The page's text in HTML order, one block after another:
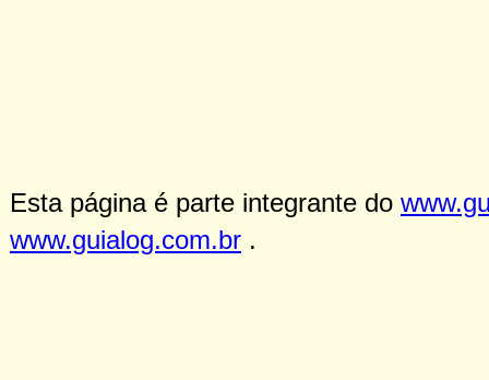
Esta página é parte integrante do
www.guialog.com.br .